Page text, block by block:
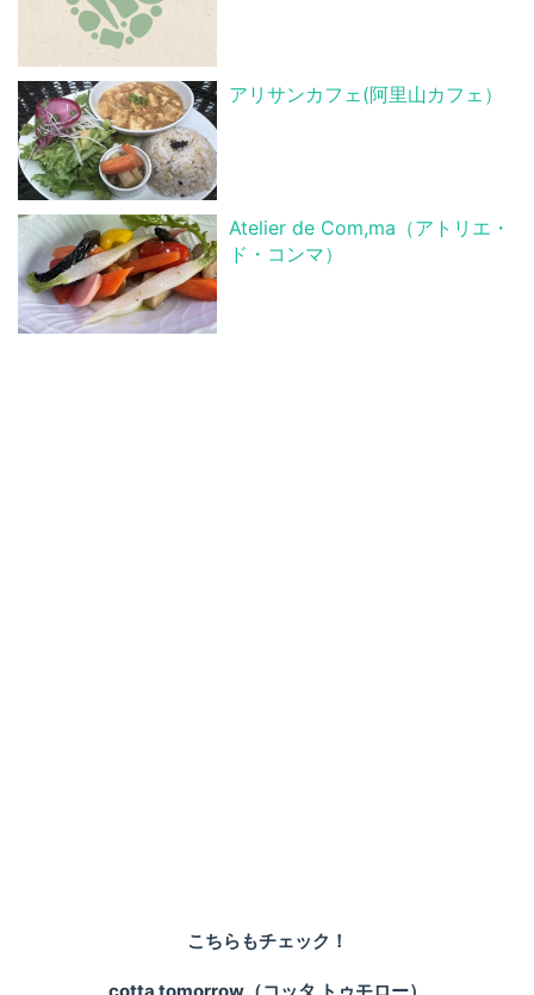
アリサンカフェ(阿里山カフェ）
Atelier de Com,ma（アトリエ・
ド・コンマ）
こちらもチェック！